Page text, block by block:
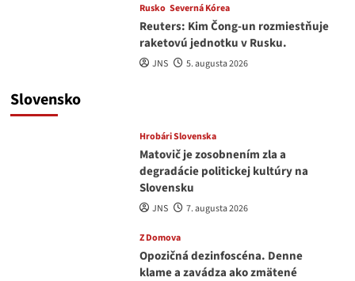
Rusko Severná Kórea
Reuters: Kim Čong-un rozmiestňuje
raketovú jednotku v Rusku.
JNS 5. augusta 2026
Slovensko
Hrobári Slovenska
Matovič je zosobnením zla a
degradácie politickej kultúry na
Slovensku
JNS 7. augusta 2026
Z Domova
Opozičná dezinfoscéna. Denne
klame a zavádza ako zmätené